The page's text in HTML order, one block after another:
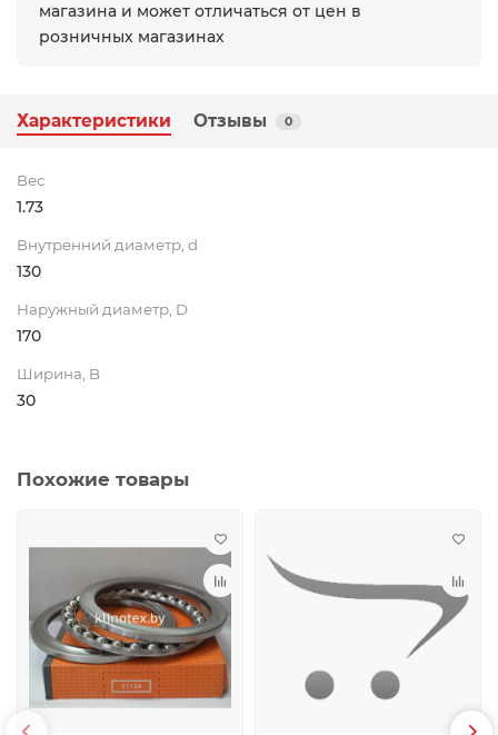
магазина и может отличаться от цен в
розничных магазинах
Характеристики Отзывы 0
Вес
1.73
Внутренний диаметр, d
130
Наружный диаметр, D
170
Ширина, B
30
Похожие товары